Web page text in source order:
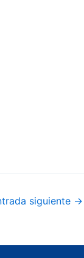
siguiente →